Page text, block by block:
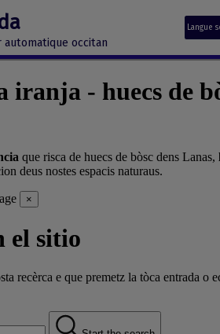
automatique occitan
Langue